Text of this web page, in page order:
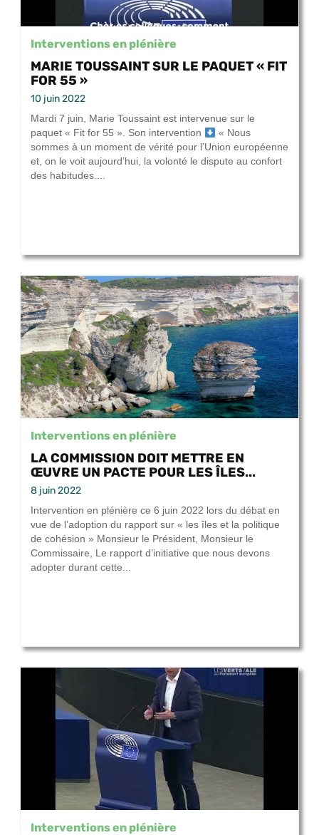
Interventions en plénière
MARIE TOUSSAINT SUR LE PAQUET « FIT
FOR 55 »
10 juin 2022
Mardi 7 juin, Marie Toussaint est intervenue sur le
paquet « Fit for 55 ». Son intervention
« Nous
sommes à un moment de vérité pour l’Union européenne
et, on le voit aujourd’hui, la volonté le dispute au confort
des habitudes....
Interventions en plénière
LA COMMISSION DOIT METTRE EN
ŒUVRE UN PACTE POUR LES ÎLES...
8 juin 2022
Intervention en plénière ce 6 juin 2022 lors du débat en
vue de l’adoption du rapport sur « les îles et la politique
de cohésion » Monsieur le Président, Monsieur le
Commissaire, Le rapport d’initiative que nous devons
adopter durant cette...
Interventions en plénière